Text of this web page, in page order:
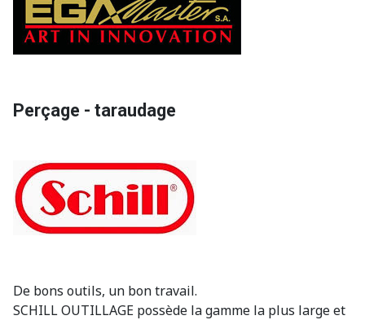
Perçage - taraudage
De bons outils, un bon travail.
SCHILL OUTILLAGE possède la gamme la plus large et